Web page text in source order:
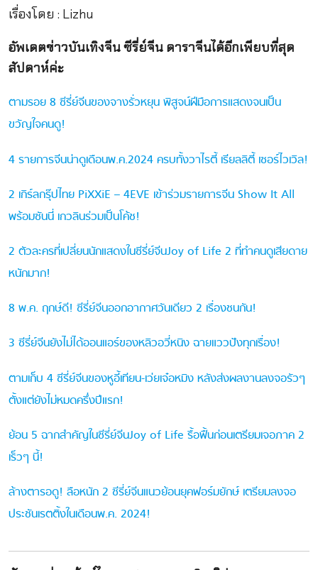
เรื่องโดย : Lizhu
อัพเดตข่าวบันเทิงจีน ซีรี่ย์จีน ดาราจีนได้อีกเพียบที่สุด
สัปดาห์ค่ะ
ตามรอย 8 ซีรี่ย์จีนของจางรั่วหยุน พิสูจน์ฝีมือการแสดงจนเป็น
ขวัญใจคนดู!
4 รายการจีนน่าดูเดือนพ.ค.2024 ครบทั้งวาไรตี้ เรียลลิตี้ เซอร์ไวเวิล!
2 เกิร์ลกรุ๊ปไทย PiXXiE – 4EVE เข้าร่วมรายการจีน Show It All
พร้อมซันนี่ เกวลินร่วมเป็นโค้ช!
2 ตัวละครที่เปลี่ยนนักแสดงในซีรี่ย์จีนJoy of Life 2 ที่ทำคนดูเสียดาย
หนักมาก!
8 พ.ค. ฤกษ์ดี! ซีรี่ย์จีนออกอากาศวันเดียว 2 เรื่องชนกัน!
3 ซีรี่ย์จีนยังไม่ได้ออนแอร์ของหลิวอวี่หนิง ฉายแววปังทุกเรื่อง!
ตามเก็บ 4 ซีรี่ย์จีนของหูอี้เทียน-เว่ยเจ๋อหมิง หลังส่งผลงานลงจอรัวๆ
ตั้งแต่ยังไม่หมดครึ่งปีแรก!
ย้อน 5 ฉากสำคัญในซีรี่ย์จีนJoy of Life รื้อฟื้นก่อนเตรียมเจอภาค 2
เร็วๆ นี้!
ล้างตารอดู! ลือหนัก 2 ซีรี่ย์จีนแนวย้อนยุคฟอร์มยักษ์ เตรียมลงจอ
ประชันเรตติ้งในเดือนพ.ค. 2024!